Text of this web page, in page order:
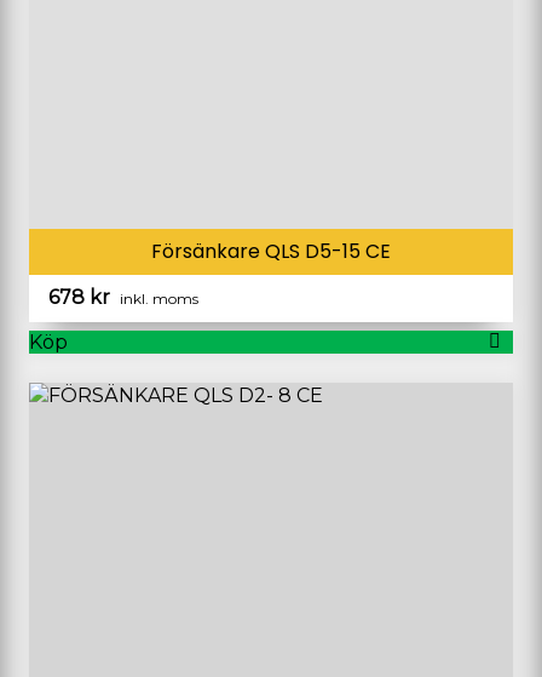
Försänkare QLS D5-15 CE
678 kr inkl. moms
Köp